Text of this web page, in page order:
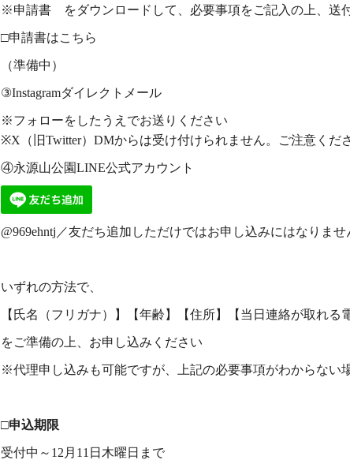
※申請書 をダウンロードして、必要事項をご記入の上、送
□申請書はこちら
（準備中）
③Instagramダイレクトメール
※フォローをしたうえでお送りください
※X（旧Twitter）DMからは受け付けられません。ご注意くだ
④永源山公園LINE公式アカウント
@969ehntj／友だち追加しただけではお申し込みにはなりま
いずれの方法で、
【氏名（フリガナ）】【年齢】【住所】【当日連絡が取れ
をご準備の上、お申し込みください
※代理申し込みも可能ですが、上記の必要事項がわからない
□申込期限
受付中～12月11日木曜日まで